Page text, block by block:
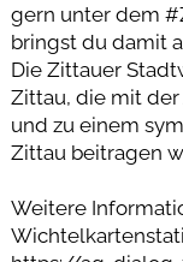
gern unter dem
bringst du damit
Die Zittauer
Zittau, die mit
und zu einem
Zittau beitragen
Weitere